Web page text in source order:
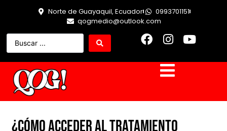
Norte de Guayaquil, Ecuador
0993701151
qogmedio@outlook.com
¿Cómo acceder al tratamiento